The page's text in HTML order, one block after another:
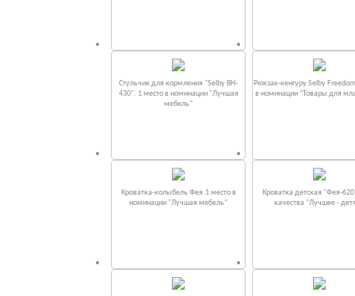
Стульчик для кормления "Selby BH-
430". 1 место в номинации "Лучшая
мебель"
Рюкзак-кенгуру Selby
в номинации “Товары для
Кроватка-колыбель Фея.1 место в
номинации "Лучшая мебель"
Кроватка детская "Фея-
качества "Лучшее -